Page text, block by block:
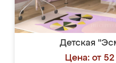
Детская
Цена: от